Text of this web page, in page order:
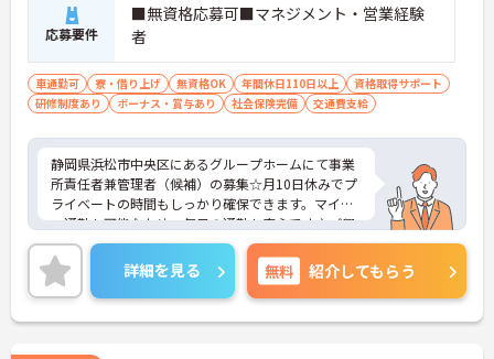
応募要件
■無資格応募可■マネジメント・営業経験
者
車通勤可 寮・借り上げ 無資格OK 年間休日110日以上
資格取得サポート
研修制度あり
ボーナス・賞与あり 社会保険完備 交通費支給
静岡県浜松市中央区にあるグループホームにて事業
所責任者兼管理者（候補）の募集☆月10日休みでプ
ライベートの時間もしっかり確保できます。マイカ
ー通勤も可能なため、毎日の通勤も安心です♪ご興
味のある方には、面接対策ポイントなど、さらに詳
細をご案内しますのでお気軽にご相談ください！
詳細を見る 無料 紹介してもらう